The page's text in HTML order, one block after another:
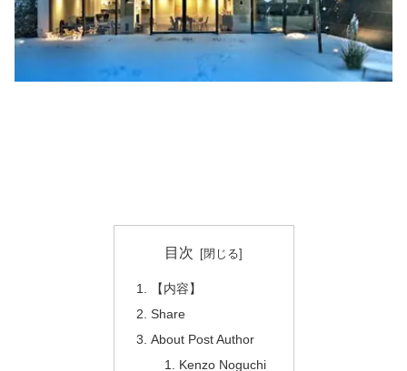
目次
【内容】
Share
About Post Author
Kenzo Noguchi